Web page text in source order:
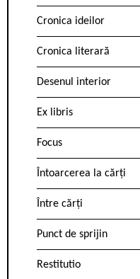
Cronica ideilor
Cronica literară
Desenul interior
Ex libris
Focus
Întoarcerea la cărți
Între cărți
Punct de sprijin
Restitutio